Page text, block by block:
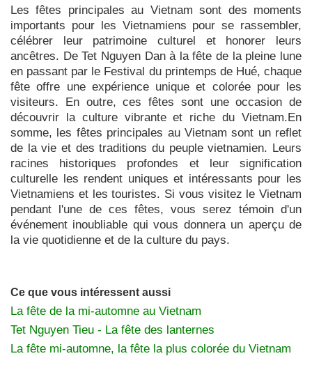
Les fêtes principales au Vietnam sont des moments
importants pour les Vietnamiens pour se rassembler,
célébrer leur patrimoine culturel et honorer leurs
ancêtres. De Tet Nguyen Dan à la fête de la pleine lune
en passant par le Festival du printemps de Hué, chaque
fête offre une expérience unique et colorée pour les
visiteurs. En outre, ces fêtes sont une occasion de
découvrir la culture vibrante et riche du Vietnam.En
somme, les fêtes principales au Vietnam sont un reflet
de la vie et des traditions du peuple vietnamien. Leurs
racines historiques profondes et leur signification
culturelle les rendent uniques et intéressants pour les
Vietnamiens et les touristes. Si vous visitez le Vietnam
pendant l'une de ces fêtes, vous serez témoin d'un
événement inoubliable qui vous donnera un aperçu de
la vie quotidienne et de la culture du pays.
Ce que vous intéressent aussi
La fête de la mi-automne au Vietnam
Tet Nguyen Tieu - La fête des lanternes
La fête mi-automne, la fête la plus colorée du Vietnam